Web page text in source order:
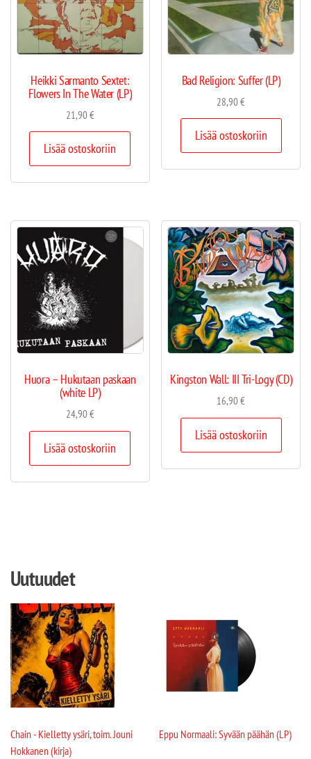
Heikki Sarmanto Sextet:
Flowers In The Water (LP)
21,90€
Lisää ostoskoriin
Bad Religion: Suffer (LP)
28,90€
Lisää ostoskoriin
Huora – Hukutaan paskaan
(white LP)
24,90€
Lisää ostoskoriin
Kingston Wall: III Tri-Logy (CD)
16,90€
Lisää ostoskoriin
Uutuudet
Chain - Kielletty ysäri, toim. Jouni
Hokkanen (kirja)
Eppu Normaali: Syvään päähän (LP)